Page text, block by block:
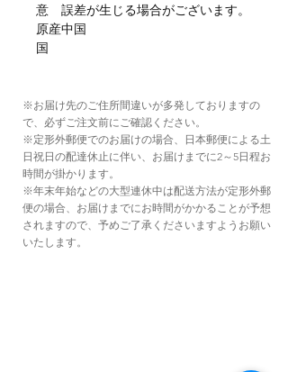
意
誤差が生じる場合がございます。
原産
国
中国
※お届け先のご住所間違いが多発しておりますの
で、必ずご注文前にご確認ください。
※定形外郵便でのお届けの場合、日本郵便による土
日祝日の配達休止に伴い、お届けまでに2～5日程お
時間が掛かります。
※年末年始などの大型連休中は配送方法が定形外郵
便の場合、お届けまでにお時間がかかることが予想
されますので、予めご了承くださいますようお願い
いたします。